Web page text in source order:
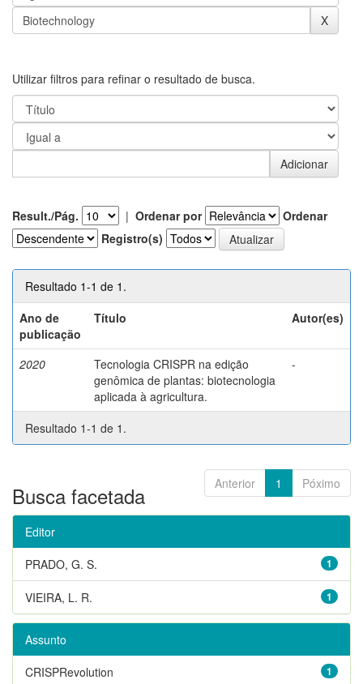
Utilizar filtros para refinar o resultado de busca.
Result./Pág. | Ordenar por
Ordenar
Registro(s)
Resultado 1-1 de 1.
Ano de
publicação
Título Autor(es)
2020
Tecnologia CRISPR na edição
genômica de plantas: biotecnologia
aplicada à agricultura.
-
Resultado 1-1 de 1.
Anterior 1 Póximo
Busca facetada
Editor
1
PRADO, G. S.
1
VIEIRA, L. R.
Assunto
1
CRISPRevolution